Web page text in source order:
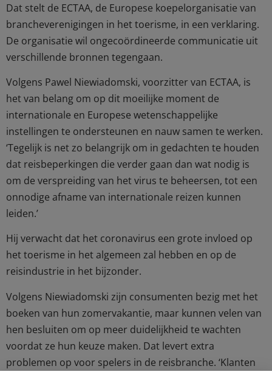
Dat stelt de ECTAA, de Europese koepelorganisatie van
brancheverenigingen in het toerisme, in een verklaring.
De organisatie wil ongecoördineerde communicatie uit
verschillende bronnen tegengaan.
Volgens Pawel Niewiadomski, voorzitter van ECTAA, is
het van belang om op dit moeilijke moment de
internationale en Europese wetenschappelijke
instellingen te ondersteunen en nauw samen te werken.
‘Tegelijk is net zo belangrijk om in gedachten te houden
dat reisbeperkingen die verder gaan dan wat nodig is
om de verspreiding van het virus te beheersen, tot een
onnodige afname van internationale reizen kunnen
leiden.’
Hij verwacht dat het coronavirus een grote invloed op
het toerisme in het algemeen zal hebben en op de
reisindustrie in het bijzonder.
Volgens Niewiadomski zijn consumenten bezig met het
boeken van hun zomervakantie, maar kunnen velen van
hen besluiten om op meer duidelijkheid te wachten
voordat ze hun keuze maken. Dat levert extra
problemen op voor spelers in de reisbranche. ‘Klanten